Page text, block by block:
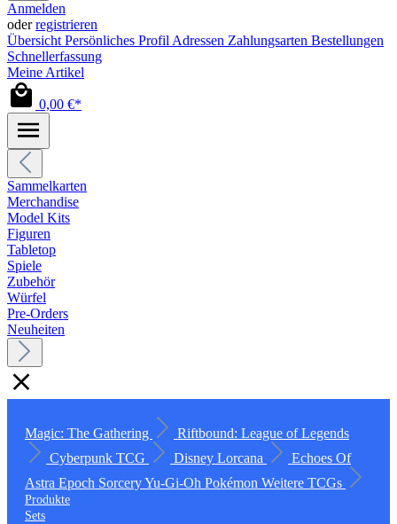
Anmelden
oderregistrieren
Übersicht Persönliches Profil Adressen Zahlungsarten Bestellungen
Schnellerfassung
Meine Artikel
0,00 €*
Sammelkarten
Merchandise
Model Kits
Figuren
Tabletop
Spiele
Zubehör
Würfel
Pre-Orders
Neuheiten
Magic: The Gathering
Riftbound: League of Legends
Cyberpunk TCG
Disney Lorcana
Echoes Of
Astra Epoch SorceryYu-Gi-Oh Pokémon Weitere TCGs
Produkte
Sets